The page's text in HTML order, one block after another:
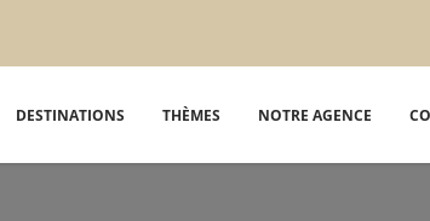
DESTINATIONS THÈMES NOTRE AGENCE